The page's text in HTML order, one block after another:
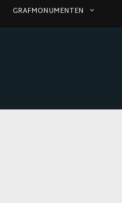
GRAFMONUMENTEN